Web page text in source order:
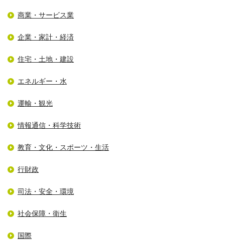
商業・サービス業
企業・家計・経済
住宅・土地・建設
エネルギー・水
運輸・観光
情報通信・科学技術
教育・文化・スポーツ・生活
行財政
司法・安全・環境
社会保障・衛生
国際